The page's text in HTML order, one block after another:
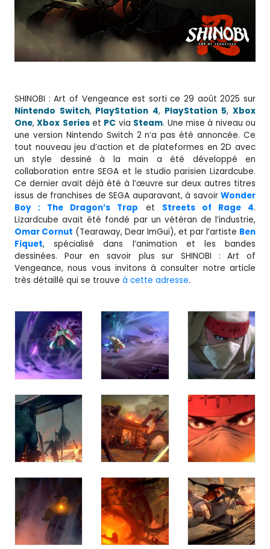
SHINOBI : Art of Vengeance est sorti ce 29 août 2025 sur
Nintendo Switch, PlayStation 4, PlayStation 5,Xbox
One,Xbox Serieset PC via Steam. Une mise à niveau ou
une version Nintendo Switch 2 n’a pas été annoncée. Ce
tout nouveau jeu d’action et de plateformes en 2D avec
un style dessiné à la main a été développé en
collaboration entre SEGA et le studio parisien Lizardcube.
Ce dernier avait déjà été à l’œuvre sur deux autres titres
issus de franchises de SEGA auparavant, à savoir Wonder
Boy : The Dragon’s Trap et Streets of Rage 4.
Lizardcube avait été fondé par un vétéran de l’industrie,
Omar Cornut (Tearaway, Dear ImGui), et par l’artiste Ben
Fiquet, spécialisé dans l’animation et les bandes
dessinées. Pour en savoir plus sur SHINOBI : Art of
Vengeance, nous vous invitons à consulter notre article
très détaillé qui se trouve à cette adresse.